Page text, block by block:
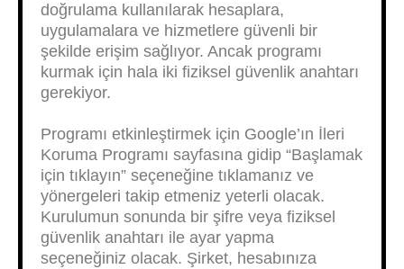
doğrulama kullanılarak hesaplara,
uygulamalara ve hizmetlere güvenli bir
şekilde erişim sağlıyor. Ancak programı
kurmak için hala iki fiziksel güvenlik anahtarı
gerekiyor.
Programı etkinleştirmek için Google’ın İleri
Koruma Programı sayfasına gidip “Başlamak
için tıklayın” seçeneğine tıklamanız ve
yönergeleri takip etmeniz yeterli olacak.
Kurulumun sonunda bir şifre veya fiziksel
güvenlik anahtarı ile ayar yapma
seçeneğiniz olacak. Şirket, hesabınıza